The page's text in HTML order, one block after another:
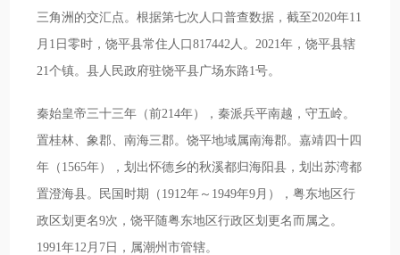
三角洲的交汇点。根据第七次人口普查数据，截至2020年11
月1日零时，饶平县常住人口817442人。2021年，饶平县辖
21个镇。县人民政府驻饶平县广场东路1号。
秦始皇帝三十三年（前214年），秦派兵平南越，守五岭。
置桂林、象郡、南海三郡。饶平地域属南海郡。嘉靖四十四
年（1565年），划出怀德乡的秋溪都归海阳县，划出苏湾都
置澄海县。民国时期（1912年～1949年9月），粤东地区行
政区划更名9次，饶平随粤东地区行政区划更名而属之。
1991年12月7日，属潮州市管辖。